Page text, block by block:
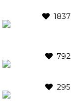
1837
792
295